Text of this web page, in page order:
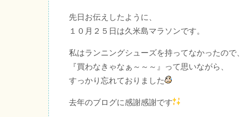
先日お伝えしたように、
１０月２５日は久米島マラソンです。
私はランニングシューズを持ってなかったので、
『買わなきゃなぁ～～～』って思いながら、
すっかり忘れておりました
去年のブログに感謝感謝です